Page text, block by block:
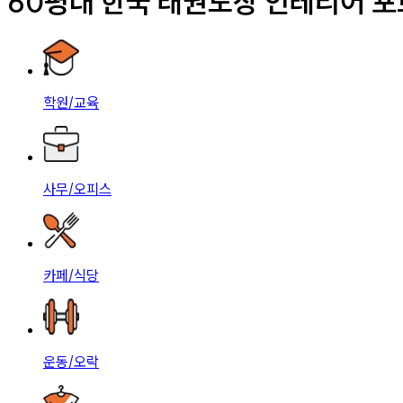
학원/교육
사무/오피스
카페/식당
운동/오락